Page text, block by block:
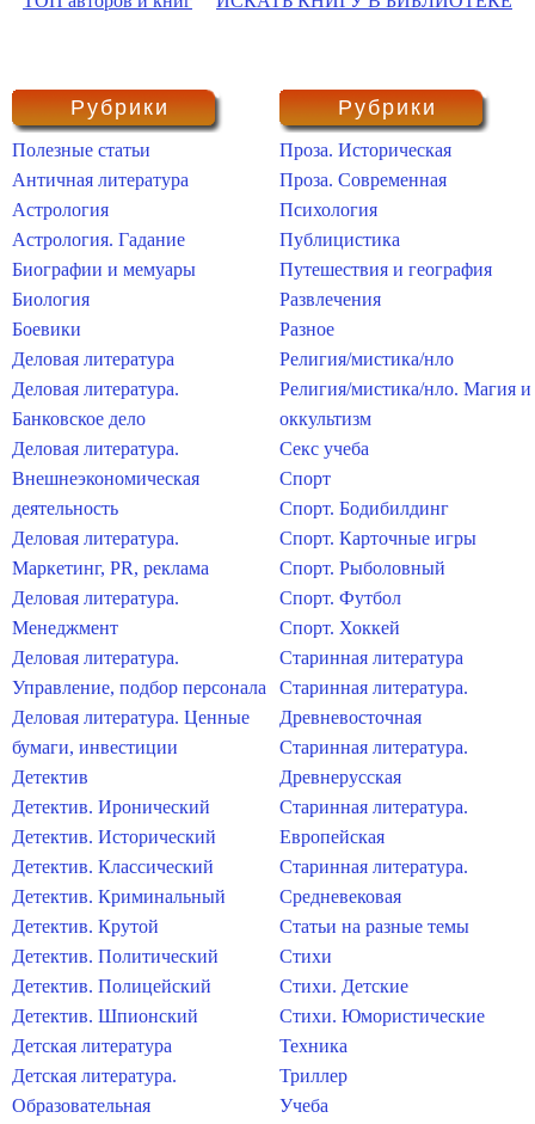
Рубрики
Полезные статьи
Античная литература
Астрология
Астрология. Гадание
Биографии и мемуары
Биология
Боевики
Деловая литература
Деловая литература.
Банковское дело
Деловая литература.
Внешнеэкономическая
деятельность
Деловая литература.
Маркетинг, PR, реклама
Деловая литература.
Менеджмент
Деловая литература.
Управление, подбор персонала
Деловая литература. Ценные
бумаги, инвестиции
Детектив
Детектив. Иронический
Детектив. Исторический
Детектив. Классический
Детектив. Криминальный
Детектив. Крутой
Детектив. Политический
Детектив. Полицейский
Детектив. Шпионский
Детская литература
Детская литература.
Образовательная
Рубрики
Проза. Историческая
Проза. Современная
Психология
Публицистика
Путешествия и география
Развлечения
Разное
Религия/мистика/нло
Религия/мистика/нло. Магия и
оккультизм
Секс учеба
Спорт
Спорт. Бодибилдинг
Спорт. Карточные игры
Спорт. Рыболовный
Спорт. Футбол
Спорт. Хоккей
Старинная литература
Старинная литература.
Древневосточная
Старинная литература.
Древнерусская
Старинная литература.
Европейская
Старинная литература.
Средневековая
Статьи на разные темы
Стихи
Стихи. Детские
Стихи. Юмористические
Техника
Триллер
Учеба